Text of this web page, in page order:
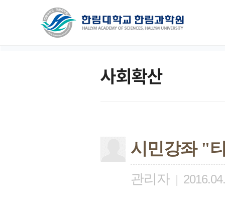
사회확산
시민강좌 "
관리자 |